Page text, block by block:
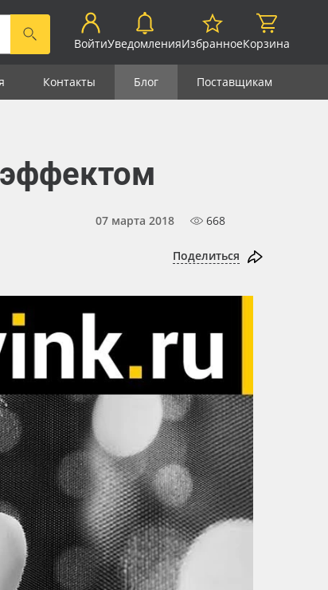
ВойтиУведомленияИзбранноеКорзина
Контакты Блог Поставщикам
07 марта 2018 668
Поделиться